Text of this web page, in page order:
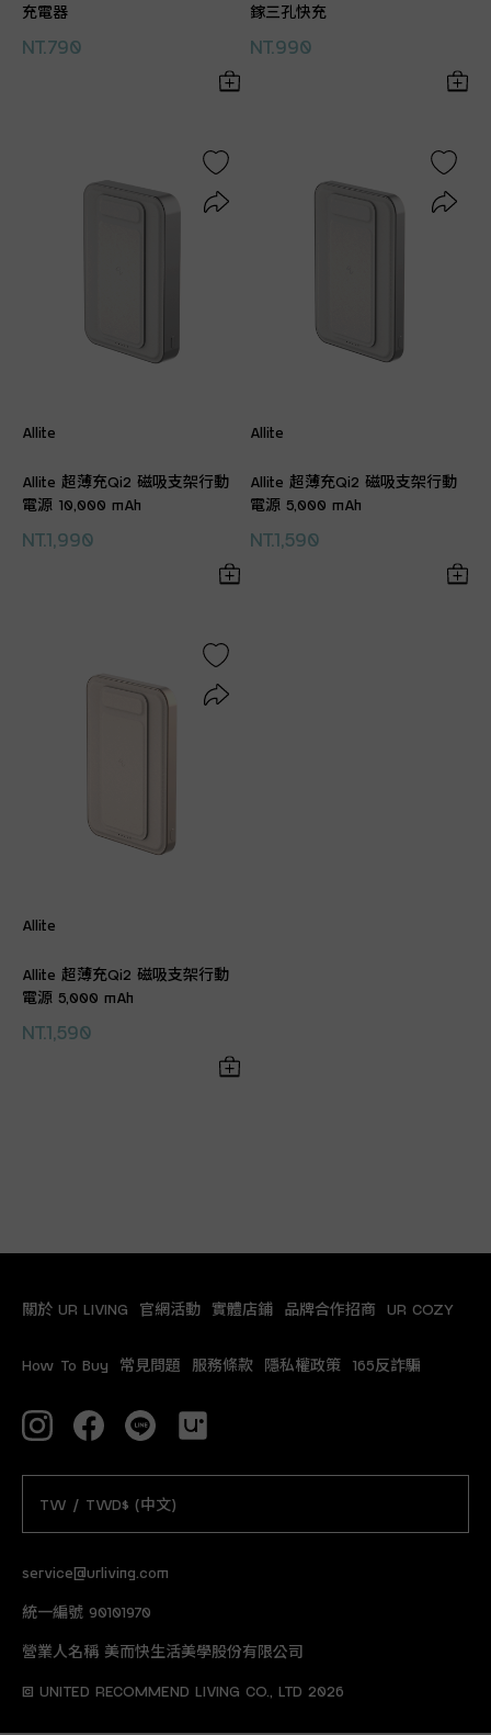
充電器
NT.790
鎵三孔快充
NT.990
Allite
Allite 超薄充Qi2 磁吸支架行動
電源 10,000 mAh
NT.1,990
Allite
Allite 超薄充Qi2 磁吸支架行動
電源 5,000 mAh
NT.1,590
Allite
Allite 超薄充Qi2 磁吸支架行動
電源 5,000 mAh
NT.1,590
service@urliving.com
統一編號 90101970
營業人名稱 美而快生活美學股份有限公司
© UNITED RECOMMEND LIVING CO., LTD 2026
關於 UR LIVING 官網活動 實體店鋪 品牌合作招商 UR COZY
How To Buy 常見問題 服務條款 隱私權政策 165反詐騙
TW / TWD$ (中文)